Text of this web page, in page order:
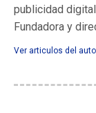
publicidad
Fundadora y
Ver articulos del